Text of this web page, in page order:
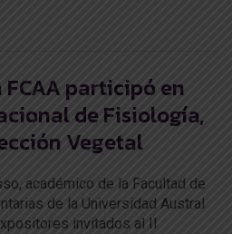
participó en
de Fisiología,
Vegetal
académico de la Facultad de
de la Universidad Austral
invitados al II